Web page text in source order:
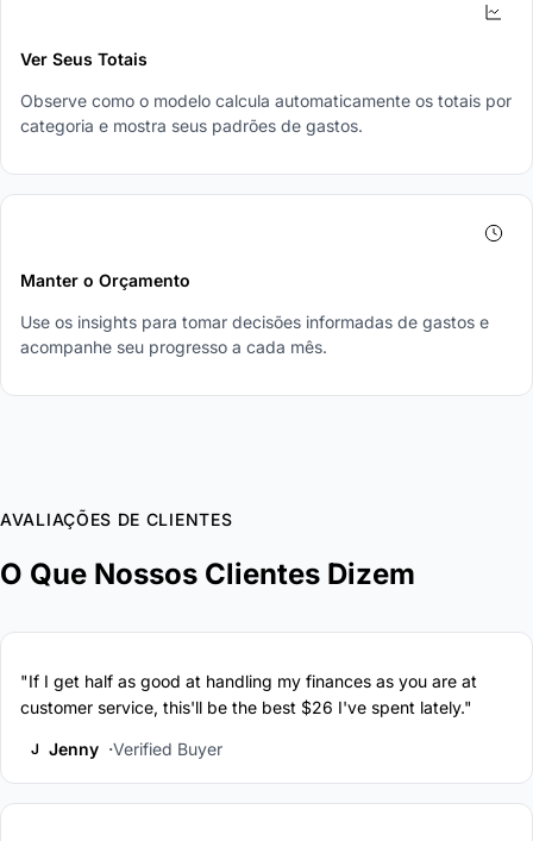
Ver Seus Totais
Observe como o modelo calcula automaticamente os totais por
categoria e mostra seus padrões de gastos.
Manter o Orçamento
Use os insights para tomar decisões informadas de gastos e
acompanhe seu progresso a cada mês.
AVALIAÇÕES DE CLIENTES
O Que Nossos Clientes Dizem
"If I get half as good at handling my finances as you are at
customer service, this'll be the best $26 I've spent lately."
J Jenny Verified Buyer